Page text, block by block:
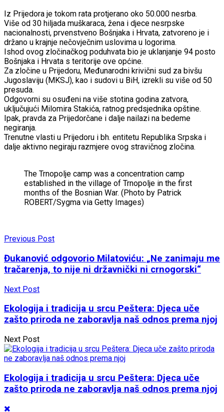
Iz Prijedora je tokom rata protjerano oko 50.000 nesrba.
Više od 30 hiljada muškaraca, žena i djece nesrpske
nacionalnosti, prvenstveno Bošnjaka i Hrvata, zatvoreno je i
držano u krajnje nečovječnim uslovima u logorima.
Ishod ovog zločinačkog poduhvata bio je uklanjanje 94 posto
Bošnjaka i Hrvata s teritorije ove općine.
Za zločine u Prijedoru, Međunarodni krivični sud za bivšu
Jugoslaviju (MKSJ), kao i sudovi u BiH, izrekli su više od 50
presuda.
Odgovorni su osuđeni na više stotina godina zatvora,
uključujući Milomira Stakića, ratnog predsjednika opštine.
Ipak, pravda za Prijedorčane i dalje nailazi na bedeme
negiranja.
Trenutne vlasti u Prijedoru i bh. entitetu Republika Srpska i
dalje aktivno negiraju razmjere ovog stravičnog zločina.
The Trnopolje camp was a concentration camp
established in the village of Trnopolje in the first
months of the Bosnian War. (Photo by Patrick
ROBERT/Sygma via Getty Images)
Previous Post
Đukanović odgovorio Milatoviću: „Ne zanimaju me
tračarenja, to nije ni državnički ni crnogorski“
Next Post
Ekologija i tradicija u srcu Peštera: Djeca uče
zašto priroda ne zaboravlja naš odnos prema njoj​
Next Post
Ekologija i tradicija u srcu Peštera: Djeca uče
zašto priroda ne zaboravlja naš odnos prema njoj​